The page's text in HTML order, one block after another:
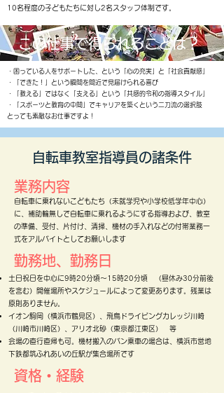
この仕事で得られることは？
10名程度の子どもたちに対し2名スタッフ体制です。
・困っている人をサポートした、という「心の充実」と「社会貢献感」
・「できた！」という瞬間を間近で見届けられる喜び
・「教える」ではなく「支える」という「共感的令和の指導スタイル」
・「スポーツと教育の中間」でキャリアを築くという二刀流の選択肢
​とっても素敵なお仕事ですよ！
自転車教室指導員の諸条件
業務内容
自転車に乗れないこどもたち（未就学児や小学校低学年中心）
に、補助輪無しで自転車に乗れるようにする指導および、教室
の準備、受付、片付け、清掃、機材の手入れなどの付帯業務一
式をアルバイトとしてお願いします
勤務地、勤務日
土日祝日を中心に9時20分頃〜15時20分頃 （昼休み30分前後
を含む）開催場所やスケジュールによって変更あります。残業は
原則ありません。
​イオン駒岡（横浜市鶴見区）、飛鳥ドライビングカレッジ川崎
（川崎市川崎区）、アリオ北砂（東京都江東区） 等
​会場の直行直帰も可。機材搬入のバン乗車の場合は、横浜市営地
下鉄都筑ふれあいの丘駅が集合場所です​​
資格・経験